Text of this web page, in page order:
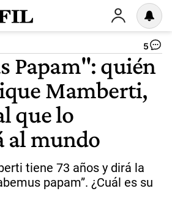
5
Papam": quién
Mamberti,
que lo
al mundo
tiene 73 años y dirá la
papam”. ¿Cuál es su